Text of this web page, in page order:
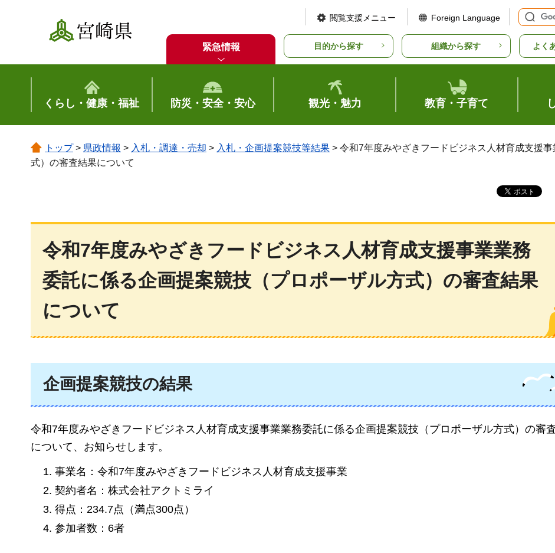
宮崎県
閲覧支援メニュー Foreign Language
緊急情報 目的から探す 組織から探す よく
くらし・健康・福祉 防災・安全・安心 観光・魅力 教育・子育て
トップ> 県政情報 > 入札・調達・売却 > 入札・企画提案競技等結果 > 令和7年度みやざきフードビジネス人材育成支援
式）の審査結果について
令和7年度みやざきフードビジネス人材育成支援事業業務
委託に係る企画提案競技（プロポーザル方式）の審査結果
について
企画提案競技の結果
令和7年度みやざきフードビジネス人材育成支援事業業務委託に係る企画提案競技（プロポーザル方式）の審
について、お知らせします。
事業名：令和7年度みやざきフードビジネス人材育成支援事業
契約者名：株式会社アクトミライ
得点：234.7点（満点300点）
参加者数：6者